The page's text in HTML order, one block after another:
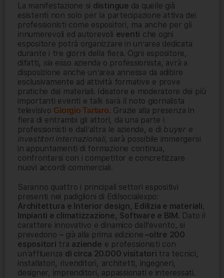
La manifestazione si distingue da quelle già
esistenti non solo per la partecipazione attiva dei
professionisti come espositori, ma anche per gli
innumerevoli ed autorevoli eventi che ogni
espositore potrà organizzare in un’area dedicata
durante i tre giorni della fiera. Ogni espositore,
difatti, sia esso azienda o professionista, avrà a
disposizione anche un’area annessa da adibire
esclusivamente ad attività formative e prove
pratiche dei materiali. Ideatore e moderatore dei più
importanti eventi e talk sarà il noto giornalista
televisivo Giorgio Tartaro. Grazie alla presenza in
fiera di entrambi gli attori, da una parte i
professionisti e dall’altra le aziende, e di buyer e
investitori internazionali, sarà possibile immergersi
in appuntamenti di formazione continua,
confrontarsi con i competitor e concretizzare
nuovi accordi commerciali.
Saranno quattro i principali settori espositivi
presenti nei padiglioni di Edilsocialexpo:
Architettura e Interior design, Edilizia e materiali,
Impianti e climatizzazione, Software e BIM. Dato il
carattere innovativo e dinamico dell’evento, si
prevedono –già alla prima edizione –oltre 200
espositori tra aziende e professionisti con
un’affluenza di circa 20.000 visitatori tra tecnici,
installatori, rivenditori, architetti, ingegneri,
designer, imprenditori, appassionati e interessati.